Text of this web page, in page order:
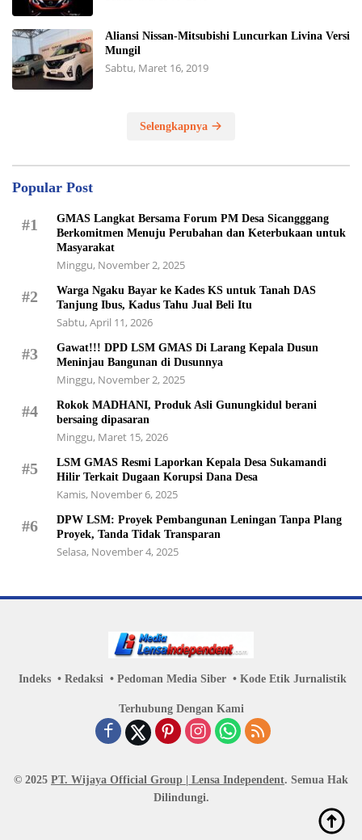
Aliansi Nissan-Mitsubishi Luncurkan Livina Versi
Mungil
Sabtu, Maret 16, 2019
Selengkapnya
Popular Post
#1
GMAS Langkat Bersama Forum PM Desa Sicangggang
Berkomitmen Menuju Perubahan dan Keterbukaan untuk
Masyarakat
Minggu, November 2, 2025
#2
Warga Ngaku Bayar ke Kades KS untuk Tanah DAS
Tanjung Ibus, Kadus Tahu Jual Beli Itu
Sabtu, April 11, 2026
#3
Gawat!!! DPD LSM GMAS Di Larang Kepala Dusun
Meninjau Bangunan di Dusunnya
Minggu, November 2, 2025
#4
Rokok MADHANI, Produk Asli Gunungkidul berani
bersaing dipasaran
Minggu, Maret 15, 2026
#5
LSM GMAS Resmi Laporkan Kepala Desa Sukamandi
Hilir Terkait Dugaan Korupsi Dana Desa
Kamis, November 6, 2025
#6
DPW LSM: Proyek Pembangunan Leningan Tanpa Plang
Proyek, Tanda Tidak Transparan
Selasa, November 4, 2025
Indeks Redaksi Pedoman Media Siber Kode Etik Jurnalistik
Terhubung Dengan Kami
© 2025 PT. Wijaya Official Group | Lensa Independent. Semua Hak
Dilindungi.